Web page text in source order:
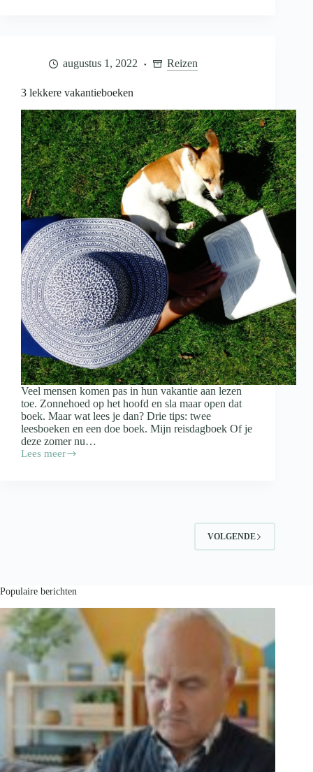
met
manden
op
hun
hoofd
door
de
rijstvelden
lopen”
augustus 1, 2022 Reizen
3 lekkere vakantieboeken
Veel mensen komen pas in hun vakantie aan lezen
toe. Zonnehoed op het hoofd en sla maar open dat
boek. Maar wat lees je dan? Drie tips: twee
leesboeken en een doe boek. Mijn reisdagboek Of je
deze zomer nu…
Lees meer
3
VOLGENDE
Populaire berichten